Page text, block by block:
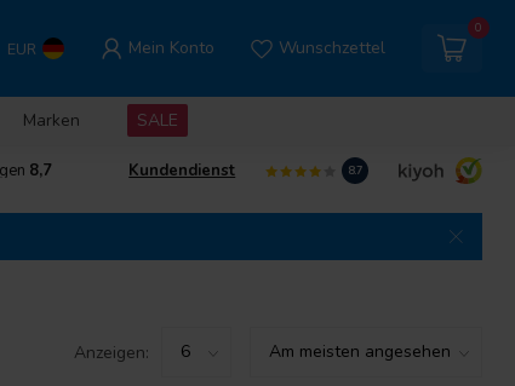
EUR Mein Konto Wunschzettel
0
Marken SALE
8,7 Kundendienst 8.7
Anzeigen: